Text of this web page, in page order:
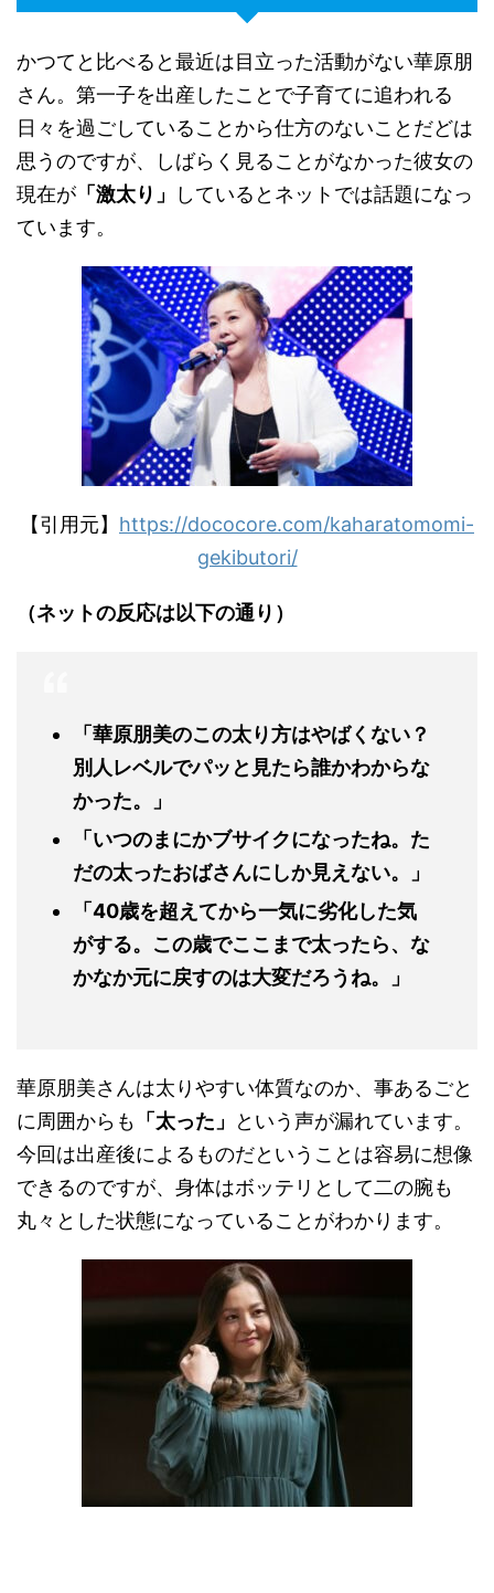
かつてと比べると最近は目立った活動がない華原朋
さん。第一子を出産したことで子育てに追われる
日々を過ごしていることから仕方のないことだどは
思うのですが、しばらく見ることがなかった彼女の
現在が 「激太り」
しているとネットでは話題になっ
ています。
【引用元】 https://dococore.com/kaharatomomi-
gekibutori/
（ネットの反応は以下の通り）
「華原朋美のこの太り方はやばくない？
別人レベルでパッと見たら誰かわからな
かった。」
「いつのまにかブサイクになったね。た
だの太ったおばさんにしか見えない。」
「 40歳を超えてから一気に劣化した気
がする。この歳でここまで太ったら、な
かなか元に戻すのは大変だろうね。」
華原朋美さんは太りやすい体質なのか、事あるごと
に周囲からも 「太った」
という声が漏れています。
今回は出産後によるものだということは容易に想像
できるのですが、身体はボッテリとして二の腕も
丸々とした状態になっていることがわかります。